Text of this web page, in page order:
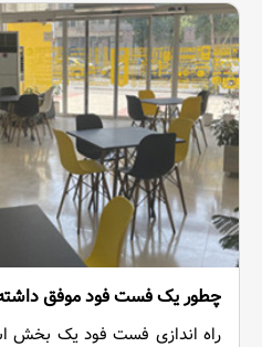
چطور یک فست فود موفق
راه اندازی فست فود یک بخش